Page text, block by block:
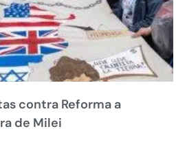
contra Reforma a
de Milei